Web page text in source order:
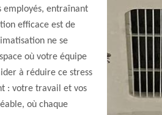
entraînant
efficace est de
ne se
où votre équipe
à réduire ce stress
: votre travail et vos
où chaque